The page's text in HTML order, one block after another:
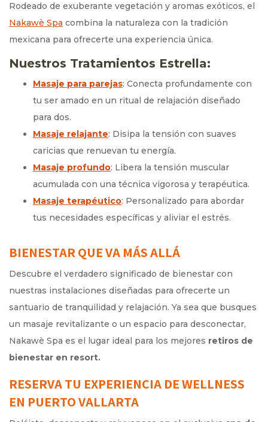
Rodeado de exuberante vegetación y aromas exóticos, el
Nakawè Spa combina la naturaleza con la tradición
mexicana para ofrecerte una experiencia única.
Nuestros Tratamientos Estrella:
Masaje para parejas: Conecta profundamente con
tu ser amado en un ritual de relajación diseñado
para dos.
Masaje relajante: Disipa la tensión con suaves
caricias que renuevan tu energía.
Masaje profundo: Libera la tensión muscular
acumulada con una técnica vigorosa y terapéutica.
Masaje terapéutico: Personalizado para abordar
tus necesidades específicas y aliviar el estrés.
BIENESTAR QUE VA MÁS ALLÁ
Descubre el verdadero significado de bienestar con
nuestras instalaciones diseñadas para ofrecerte un
santuario de tranquilidad y relajación. Ya sea que busques
un masaje revitalizante o un espacio para desconectar,
Nakawè Spa es el lugar ideal para los mejores retiros de
bienestar en resort.
RESERVA TU EXPERIENCIA DE WELLNESS
EN PUERTO VALLARTA